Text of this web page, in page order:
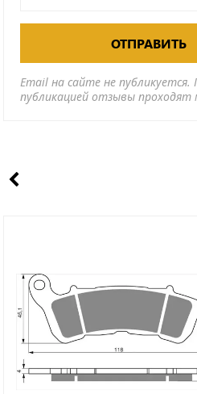
ОТПРАВИТЬ
Email на сайте не публикуется.
публикацией отзывы проходят